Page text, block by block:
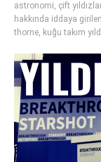
astronomi, çift yıldızlar
hakkında iddaya
thorne, kuğu takım